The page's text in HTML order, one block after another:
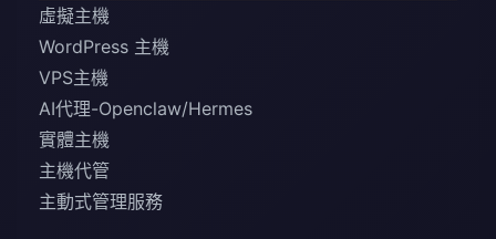
虛擬主機
WordPress 主機
VPS主機
AI代理-Openclaw/Hermes
實體主機
主機代管
主動式管理服務